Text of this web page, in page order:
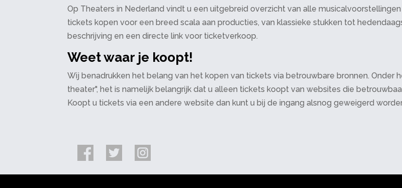
Op Theaters in Nederland vindt u een uitgebreid overzicht van alle
tickets kopen voor een breed scala aan producties, van klassieke stukken tot
beschrijving en een directe link voor ticketverkoop.
Weet waar je koopt!
Wij benadrukken het belang van het kopen van tickets via betrouwbare bronnen. Onder
theater", het is namelijk belangrijk dat u alleen tickets koopt van websites die
Koopt u tickets via een andere website dan kunt u bij de ingang alsnog geweigerd